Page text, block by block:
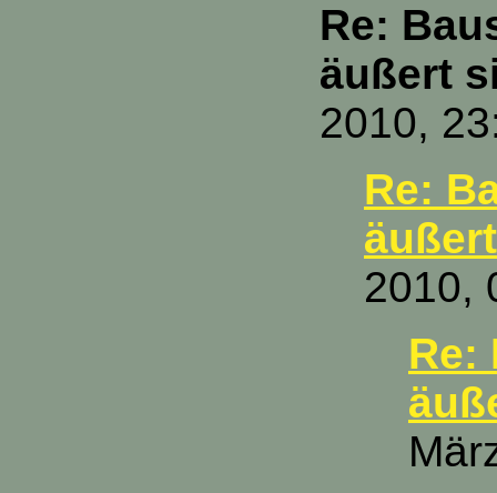
Re:
äußert
2010,
Re:
2010,
Re: